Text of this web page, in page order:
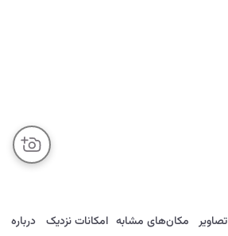
ذخیره ارسال تصاویر مکان‌های مشابه امکانات نزدیک درباره